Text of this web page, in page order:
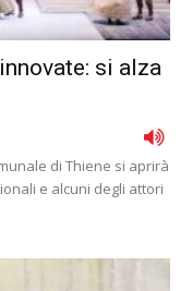
si alza
di Thiene si aprirà
e alcuni degli attori